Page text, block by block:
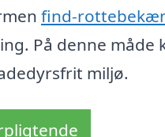
find-
På denne
miljø.